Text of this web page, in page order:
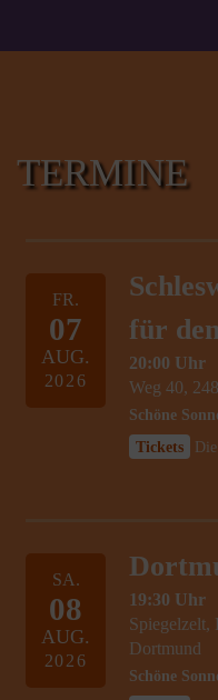
TERMINE
FR.
07
AUG.
2026
für
20:00 Uhr
Weg 40,
Schöne
Tickets
SA.
08
AUG.
2026
19:30 Uhr
Spiegelzelt,
Dortmund
Schöne